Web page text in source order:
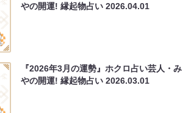
やの開運! 縁起物占い2026.04.01
『2026年3月の運勢』ホクロ占い芸人・み
やの開運! 縁起物占い2026.03.01